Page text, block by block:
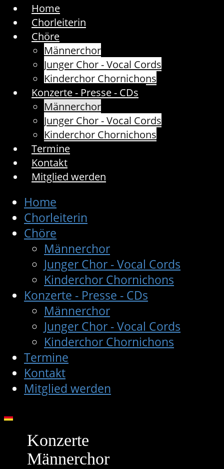
Home
Chorleiterin
Chöre
Männerchor
Junger Chor - Vocal Cords
Kinderchor Chornichons
Konzerte - Presse - CDs
Männerchor
Junger Chor - Vocal Cords
Kinderchor Chornichons
Termine
Kontakt
Mitglied werden
Home
Chorleiterin
Chöre
Männerchor
Junger Chor - Vocal Cords
Kinderchor Chornichons
Konzerte - Presse - CDs
Männerchor
Junger Chor - Vocal Cords
Kinderchor Chornichons
Termine
Kontakt
Mitglied werden
Konzerte
Männerchor